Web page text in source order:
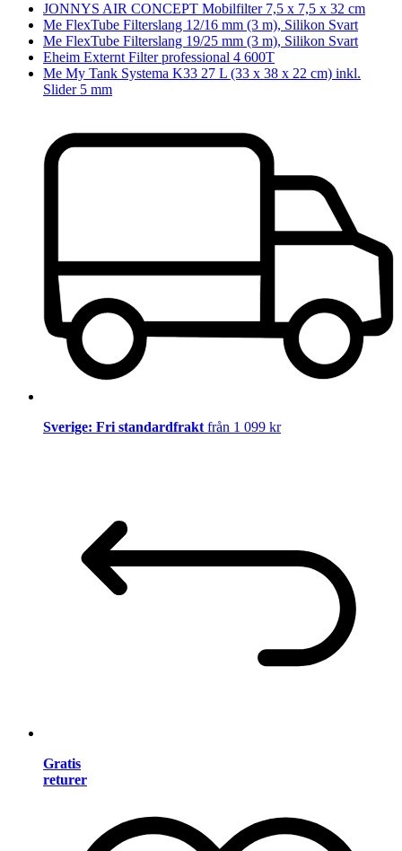
JONNYS AIR CONCEPT Mobilfilter 7,5 x 7,5 x 32 cm
Me FlexTube Filterslang 12/16 mm (3 m), Silikon Svart
Me FlexTube Filterslang 19/25 mm (3 m), Silikon Svart
Eheim Externt Filter professional 4 600T
Me My Tank Systema K33 27 L (33 x 38 x 22 cm) inkl.
Slider 5 mm
Sverige: Fri standardfrakt från 1 099 kr
Gratis
returer